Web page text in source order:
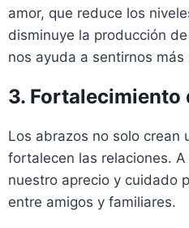
amor, que reduce los
disminuye la producción
nos ayuda a sentirnos
3. Fortalecimiento
Los abrazos no solo crean
fortalecen las relaciones.
nuestro aprecio y cuidado
entre amigos y familiares.